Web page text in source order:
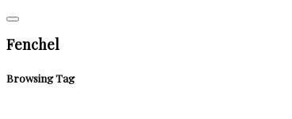
Fenchel
Browsing Tag